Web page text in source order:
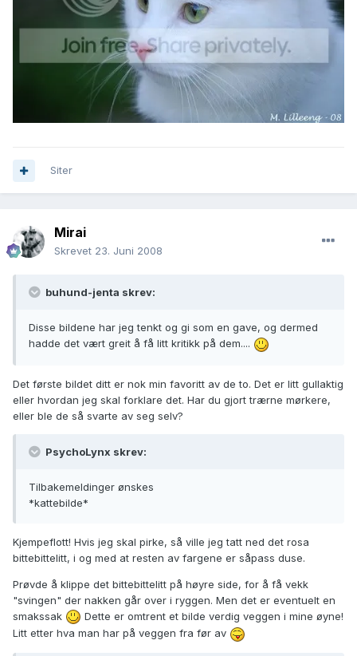
Siter
Mirai
Skrevet 23. Juni 2008
buhund-jenta skrev:
Disse bildene har jeg tenkt og gi som en gave, og dermed
hadde det vært greit å få litt kritikk på dem....
Det første bildet ditt er nok min favoritt av de to. Det er litt gullaktig
eller hvordan jeg skal forklare det. Har du gjort trærne mørkere,
eller ble de så svarte av seg selv?
PsychoLynx skrev:
Tilbakemeldinger ønskes
*kattebilde*
Kjempeflott! Hvis jeg skal pirke, så ville jeg tatt ned det rosa
bittebittelitt, i og med at resten av fargene er såpass duse.
Prøvde å klippe det bittebittelitt på høyre side, for å få vekk
"svingen" der nakken går over i ryggen. Men det er eventuelt en
smakssak
Dette er omtrent et bilde verdig veggen i mine øyne!
Litt etter hva man har på veggen fra før av